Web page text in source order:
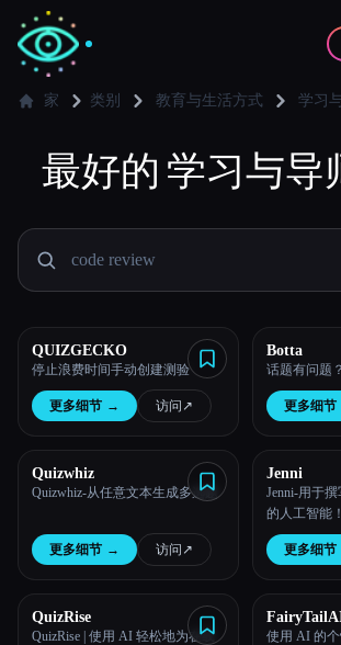
✍️写作者 🎨设计
💻 📈
博客
比较工具
所有分类
家 类别 教育与生活方式 学习
最好的 学习与导
QUIZGECKO
停止浪费时间手动创建测验
更多细节 → 访问 ↗︎
Botta
话题有问题
更多细节
Quizwhiz
Quizwhiz-从任意文本生成多选题
更多细节 → 访问 ↗︎
Jenni
Jenni-用于
的人工智能！
更多细节
QuizRise
QuizRise | 使用 AI 轻松地为在线
使用 AI 的